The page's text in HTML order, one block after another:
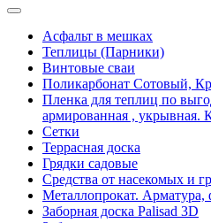
Асфальт в мешках
Теплицы (Парники)
Винтовые сваи
Поликарбонат Сотовый,
Пленка для теплиц по
армированная , укрывная.
Сетки
Террасная доска
Грядки садовые
Средства от насекомых и
Металлопрокат.
Заборная доска Palisad 3D